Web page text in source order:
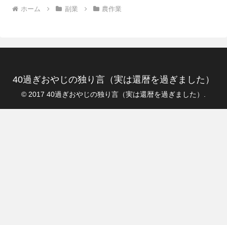
ホーム 副業 農作業
40過ぎおやじの独り言（実は還暦を過ぎました）
© 2017 40過ぎおやじの独り言（実は還暦を過ぎました）.